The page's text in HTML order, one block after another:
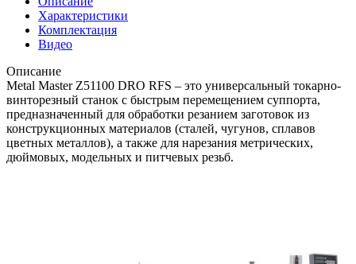
Характеристики
Комплектация
Видео
Описание
Metal Master Z51100 DRO RFS – это универсальный токарно-
винторезный станок c быстрым перемещением суппорта,
предназначенный для обработки резанием заготовок из
конструкционных материалов (сталей, чугунов, сплавов
цветных металлов), а также для нарезания метрических,
дюймовых, модельных и питчевых резьб.